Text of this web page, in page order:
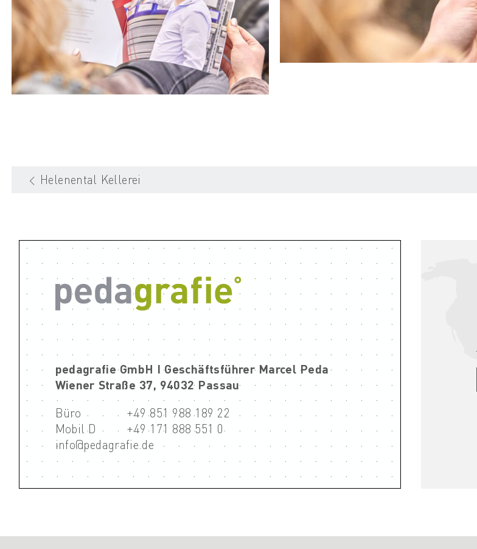
Helenental Kellerei
pedagrafie GmbH I Geschäftsführer Marcel Peda
Wiener Straße 37, 94032 Passau
Büro
+49 851 988 189 22
Mobil D
+49 171 888 551 0
info@pedagrafie.de